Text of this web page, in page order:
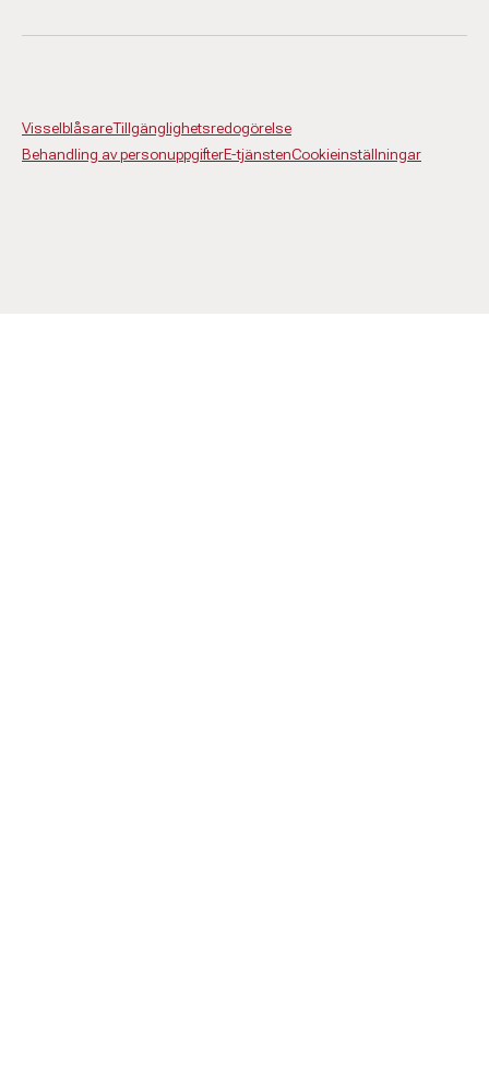
VisselblåsareTillgänglighetsredogörelse
Behandling av personuppgifterE-tjänstenCookieinställningar